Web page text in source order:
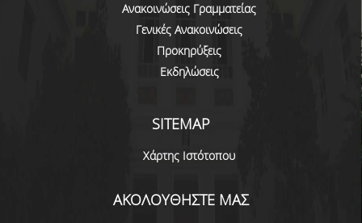
ΠΟΛΙΤΙΚΗ ΠΟΙΟΤΗΤΑΣ ΤΟΥ ΠΠΣ
ΣΤΡΑΤΗΓΙΚΗ ΠΡΟΠΤΥΧΙΑΚΟΥ
ΠΡΟΓΡΑΜΜΑΤΟΣ ΤΜΗΜΑΤΟΣ
ΠΙΣΤΟΠΟΙΗΣΗ
ΑΞΙΟΛΟΓΗΣΗ
ΑΠΟ ΠΡΟΠΤΥΧΙΑΚΟΥΣ ΦΟΙΤΗΤΕΣ
Ανακοινώσεις Γραμματείας
Γενικές Ανακοινώσεις
Προκηρύξεις
Εκδηλώσεις
SITEMAP
Χάρτης Ιστότοπου
ΑΚΟΛΟΥΘΗΣΤΕ ΜΑΣ